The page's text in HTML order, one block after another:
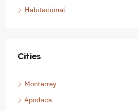
Habitacional
Cities
Monterrey
Apodaca